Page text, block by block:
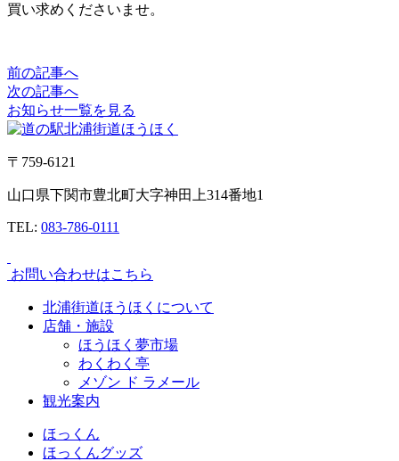
買い求めくださいませ。
前の記事へ
次の記事へ
お知らせ一覧を見る
〒759-6121
山口県下関市豊北町大字神田上314番地1
TEL: 083-786-0111
お問い合わせはこちら
北浦街道ほうほくについて
店舗・施設
ほうほく夢市場
わくわく亭
メゾン ド ラメール
観光案内
ほっくん
ほっくんグッズ